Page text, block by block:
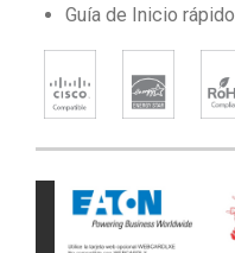
Guía de Inicio rápido